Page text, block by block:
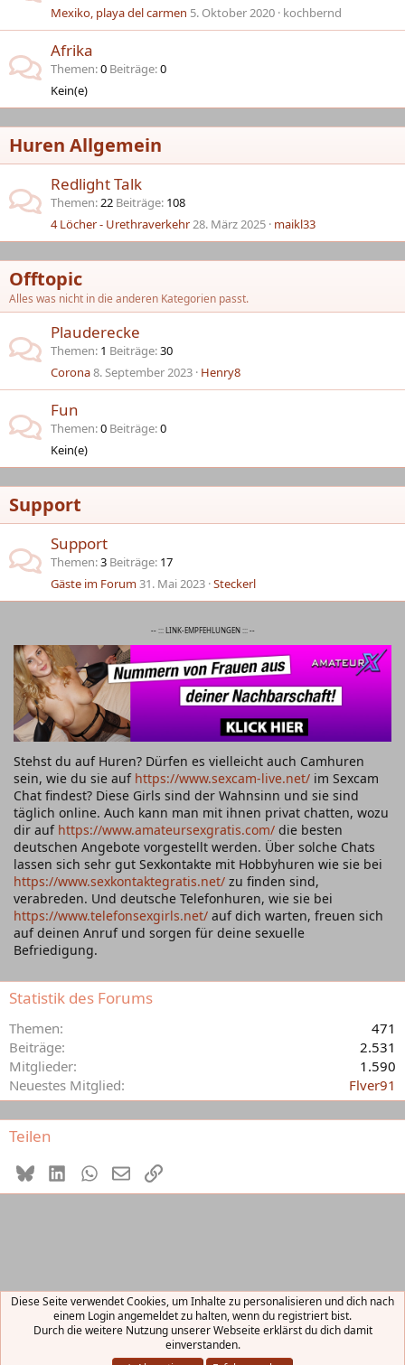
Mexiko, playa del carmen 5. Oktober 2020 kochbernd
Afrika
Themen 0 Beiträge 0
Kein(e)
Huren Allgemein
Redlight Talk
Themen 22 Beiträge 108
4 Löcher - Urethraverkehr28. März 2025 maikl33
Offtopic
Alles was nicht in die anderen Kategorien passt.
Plauderecke
Themen 1 Beiträge 30
Corona8. September 2023 Henry8
Fun
Themen 0 Beiträge 0
Kein(e)
Support
Support
Themen 3 Beiträge 17
Gäste im Forum31. Mai 2023 Steckerl
-- ::: LINK-EMPFEHLUNGEN ::: --
Stehst du auf Huren? Dürfen es vielleicht auch Camhuren
sein, wie du sie auf https://www.sexcam-live.net/ im Sexcam
Chat findest? Diese Girls sind der Wahnsinn und sie sind
täglich online. Auch kann man mit ihnen privat chatten, wozu
dir auf https://www.amateursexgratis.com/ die besten
deutschen Angebote vorgestellt werden. Über solche Chats
lassen sich sehr gut Sexkontakte mit Hobbyhuren wie sie bei
https://www.sexkontaktegratis.net/ zu finden sind,
verabreden. Und deutsche Telefonhuren, wie sie bei
https://www.telefonsexgirls.net/ auf dich warten, freuen sich
auf deinen Anruf und sorgen für deine sexuelle
Befriedigung.
Statistik des Forums
Themen
471
Beiträge
2.531
Mitglieder
1.590
Neuestes Mitglied
Flver91
Teilen
BlueskyLinkedInWhatsApp
E-MailLink
Kontakt Nutzungsbedingungen
Datenschutz
Start
R
S
Diese Seite verwendet Cookies, um Inhalte zu personalisieren und dich nach
einem Login angemeldet zu halten, wenn du registriert bist.
Durch die weitere Nutzung unserer Webseite erklärst du dich damit
einverstanden.